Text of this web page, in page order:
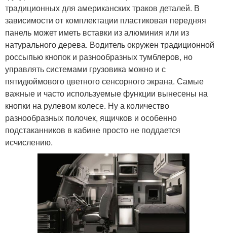
традиционных для американских траков деталей. В
зависимости от комплектации пластиковая передняя
панель может иметь вставки из алюминия или из
натурального дерева. Водитель окружен традиционной
россыпью кнопок и разнообразных тумблеров, но
управлять системами грузовика можно и с
пятидюймового цветного сенсорного экрана. Самые
важные и часто используемые функции вынесены на
кнопки на рулевом колесе. Ну а количество
разнообразных полочек, ящичков и особенно
подстаканников в кабине просто не поддается
исчислению.